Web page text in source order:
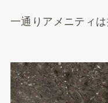
一通りアメニティは